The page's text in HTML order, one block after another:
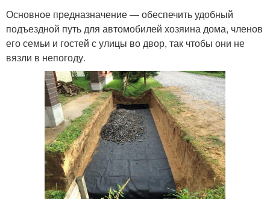
Основное предназначение — обеспечить удобный
подъездной путь для автомобилей хозяина дома, членов
его семьи и гостей с улицы во двор, так чтобы они не
вязли в непогоду.